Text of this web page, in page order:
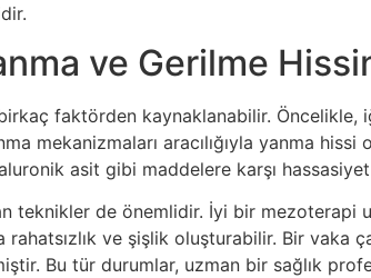
ve Gerilme
faktörden kaynaklanabilir.
mekanizmaları aracılığıyla yanma
asit gibi maddelere karşı
teknikler de önemlidir. İyi bir mezoterapi
ve şişlik oluşturabilir. Bir vaka
Bu tür durumlar, uzman bir sağlık